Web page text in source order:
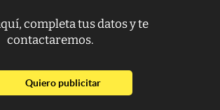
completa tus datos y te
contactaremos.
Quiero publicitarabre en nueva pestaña